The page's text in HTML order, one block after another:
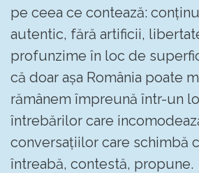
pe ceea ce contează:
autentic, fără artificii,
profunzime în loc de
că doar așa România poate
rămânem împreună într-un
întrebărilor care
conversațiilor care schimbă
întreabă, contestă,